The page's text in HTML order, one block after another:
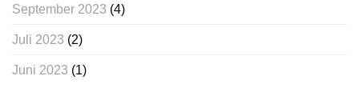
September 2023 (4)
Juli 2023 (2)
Juni 2023 (1)